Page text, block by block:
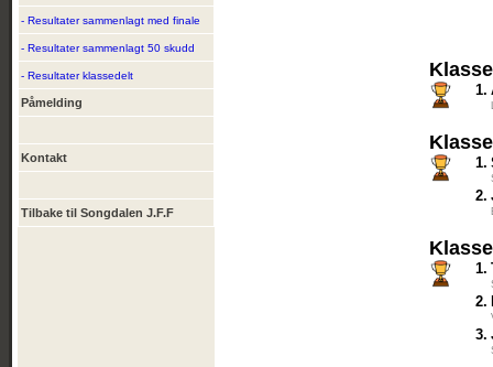
- Resultater sammenlagt med finale
- Resultater sammenlagt 50 skudd
- Resultater klassedelt
Påmelding
Kontakt
Tilbake til Songdalen J.F.F
1.
1.
2.
1.
2.
3.